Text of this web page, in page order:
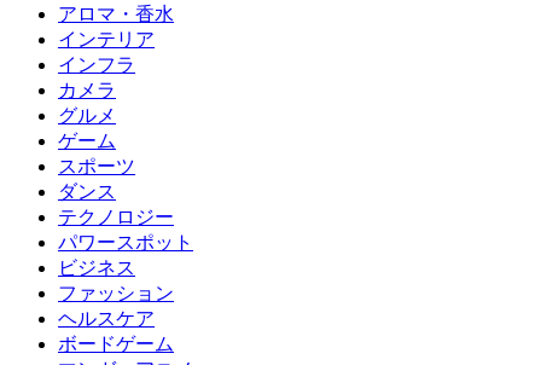
アロマ・香水
インテリア
インフラ
カメラ
グルメ
ゲーム
スポーツ
ダンス
テクノロジー
パワースポット
ビジネス
ファッション
ヘルスケア
ボードゲーム